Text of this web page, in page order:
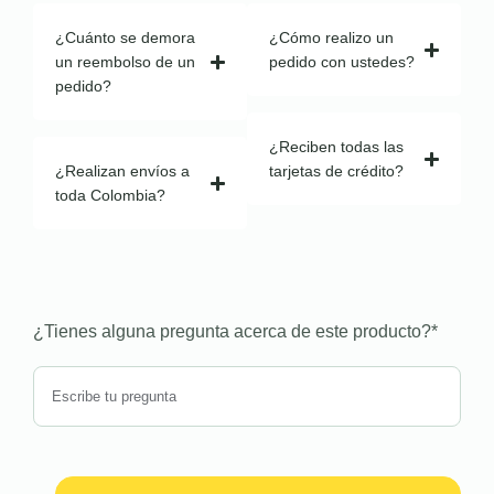
¿Cuánto se demora
un reembolso de un
pedido?
¿Realizan envíos a
toda Colombia?
¿Cómo realizo un
pedido con ustedes?
¿Reciben todas las
tarjetas de crédito?
¿Tienes alguna pregunta acerca de este producto?*